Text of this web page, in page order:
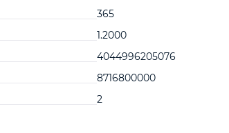
365
1.2000
4044996205076
8716800000
2